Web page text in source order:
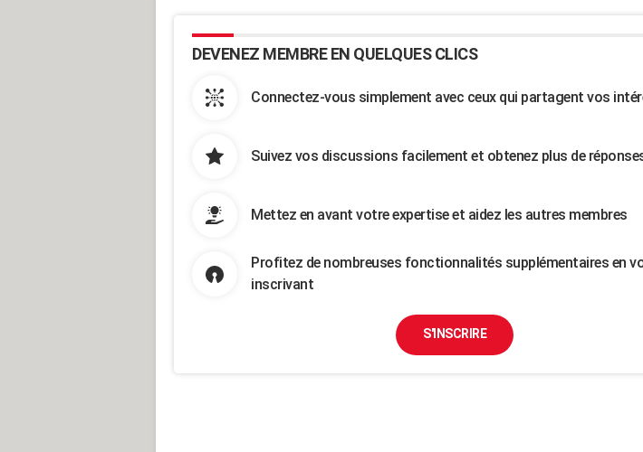
DEVENEZ MEMBRE EN QUELQUES CLICS
Connectez-vous simplement avec ceux qui partagent vos
Suivez vos discussions facilement et obtenez plus de
Mettez en avant votre expertise et aidez les autres membres
Profitez de nombreuses fonctionnalités supplémentaires en
inscrivant
S'INSCRIRE